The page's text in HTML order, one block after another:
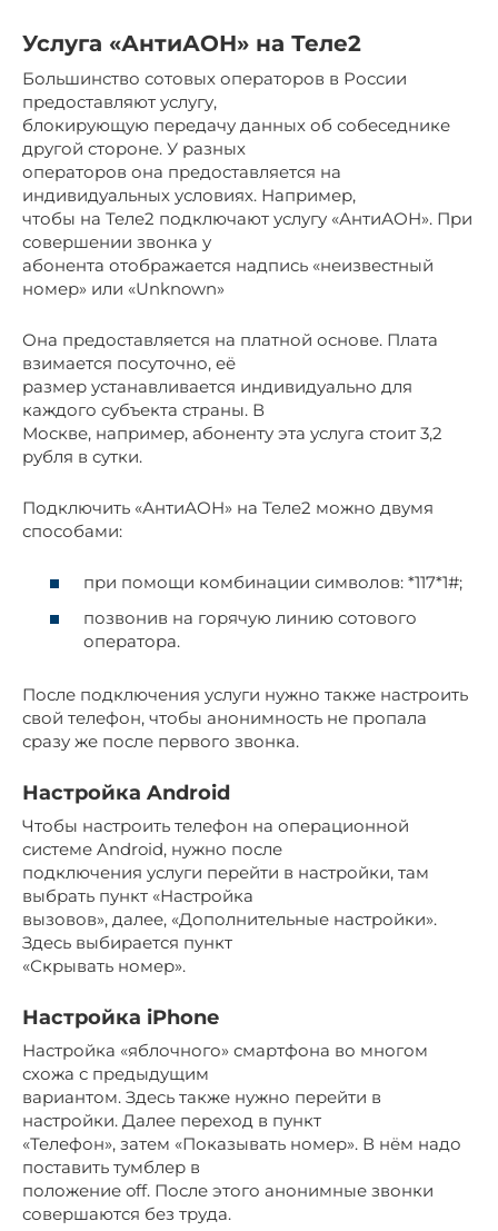
Услуга «АнтиАОН» на Теле2
Большинство сотовых операторов в России
предоставляют услугу,
блокирующую передачу данных об собеседнике
другой стороне. У разных
операторов она предоставляется на
индивидуальных условиях. Например,
чтобы на Теле2 подключают услугу «АнтиАОН». При
совершении звонка у
абонента отображается надпись «неизвестный
номер» или «Unknown»
Она предоставляется на платной основе. Плата
взимается посуточно, её
размер устанавливается индивидуально для
каждого субъекта страны. В
Москве, например, абоненту эта услуга стоит 3,2
рубля в сутки.
Подключить «АнтиАОН» на Теле2 можно двумя
способами:
при помощи комбинации символов: *117*1#;
позвонив на горячую линию сотового
оператора.
После подключения услуги нужно также настроить
свой телефон, чтобы анонимность не пропала
сразу же после первого звонка.
Настройка Android
Чтобы настроить телефон на операционной
системе Android, нужно после
подключения услуги перейти в настройки, там
выбрать пункт «Настройка
вызовов», далее, «Дополнительные настройки».
Здесь выбирается пункт
«Скрывать номер».
Настройка iPhone
Настройка «яблочного» смартфона во многом
схожа с предыдущим
вариантом. Здесь также нужно перейти в
настройки. Далее переход в пункт
«Телефон», затем «Показывать номер». В нём надо
поставить тумблер в
положение off. После этого анонимные звонки
совершаются без труда.